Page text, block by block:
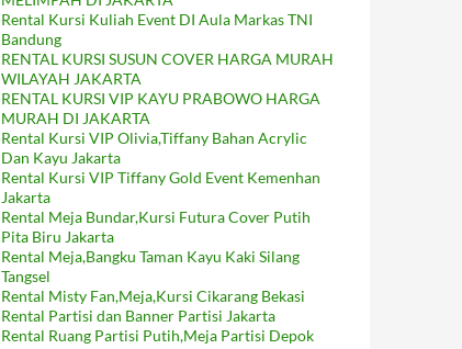
Rental Kursi Kuliah Event DI Aula Markas TNI
Bandung
RENTAL KURSI SUSUN COVER HARGA MURAH
WILAYAH JAKARTA
RENTAL KURSI VIP KAYU PRABOWO HARGA
MURAH DI JAKARTA
Rental Kursi VIP Olivia,Tiffany Bahan Acrylic
Dan Kayu Jakarta
Rental Kursi VIP Tiffany Gold Event Kemenhan
Jakarta
Rental Meja Bundar,Kursi Futura Cover Putih
Pita Biru Jakarta
Rental Meja,Bangku Taman Kayu Kaki Silang
Tangsel
Rental Misty Fan,Meja,Kursi Cikarang Bekasi
Rental Partisi dan Banner Partisi Jakarta
Rental Ruang Partisi Putih,Meja Partisi Depok